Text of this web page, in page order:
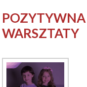
WARSZTATY